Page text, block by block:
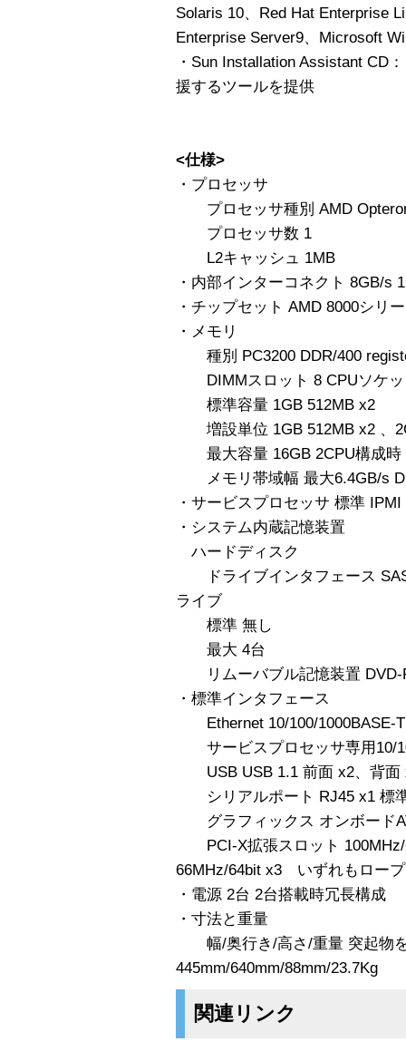
Solaris 10、Red Hat Enterprise
Enterprise Server9、Microsoft
・Sun Installation Assistant CD
援するツールを提供
<仕様>
・プロセッサ
プロセッサ種別 AMD
プロセッサ数 1
L2キャッシュ 1MB
・内部インターコネクト 8GB/s
・チップセット AMD 8000シリ
・メモリ
種別 PC3200 DDR/400
DIMMスロット 8 CPUソケッ
標準容量 1GB 512MB x2
増設単位 1GB 512MB x2 、
最大容量 16GB 2CPU構成時
メモリ帯域幅 最大6.4GB/s
・サービスプロセッサ 標準
・システム内蔵記憶装置
ハードディスク
ドライブインタフェース
ライブ
標準 無し
最大 4台
リムーバブル記憶装置 DVD-
・標準インタフェース
Ethernet 10/100/1000BASE-T
サービスプロセッサ専用10/
USB USB 1.1 前面 x2、背面
シリアルポート RJ45 x1 標
グラフィックス オンボード
PCI-X拡張スロット 100MHz/
66MHz/64bit x3 いずれもロー
・電源 2台 2台搭載時冗長構成
・寸法と重量
幅/奥行き/高さ/重量 突起物
445mm/640mm/88mm/23.7Kg
関連リンク